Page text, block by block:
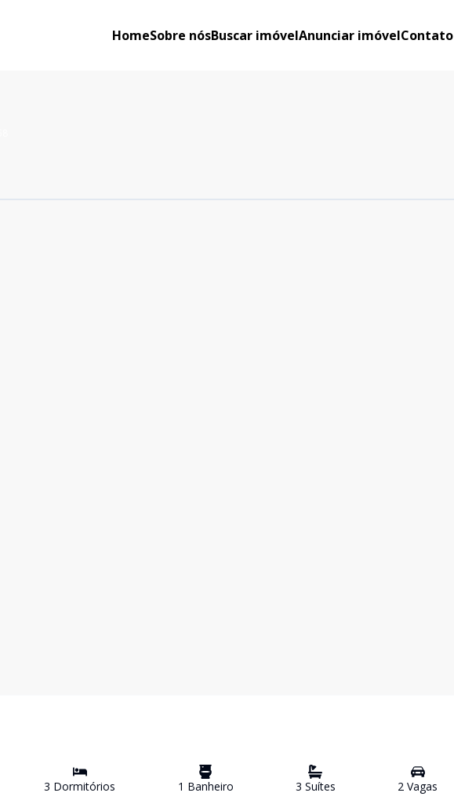
HomeSobre nósBuscar imóvelAnunciar imóvelContato
3 Dormitórios 1 Banheiro 3 Suítes 2 Vagas